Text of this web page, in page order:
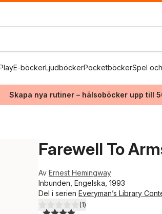
E-böckerLjudböckerPocketböckerSpel
Skapa nya rutiner – hälsoböcker upp till
Farewell To
Av Ernest Hemingway
Inbunden, Engelska, 1993
Del i serien Everyman’s Library
4,0utav 5 stjärnor. Totalt antal röster:
(1)